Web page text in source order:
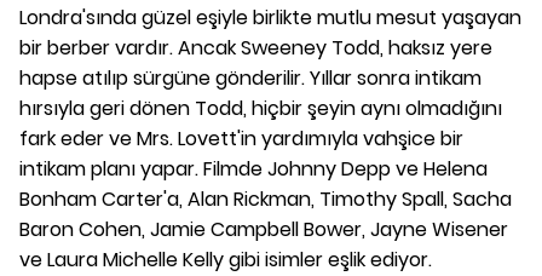
Londra'sında güzel eşiyle birlikte mutlu mesut yaşayan
bir berber vardır. Ancak Sweeney Todd, haksız yere
hapse atılıp sürgüne gönderilir. Yıllar sonra intikam
hırsıyla geri dönen Todd, hiçbir şeyin aynı olmadığını
fark eder ve Mrs. Lovett'in yardımıyla vahşice bir
intikam planı yapar. Filmde Johnny Depp ve Helena
Bonham Carter'a, Alan Rickman, Timothy Spall, Sacha
Baron Cohen, Jamie Campbell Bower, Jayne Wisener
ve Laura Michelle Kelly gibi isimler eşlik ediyor.